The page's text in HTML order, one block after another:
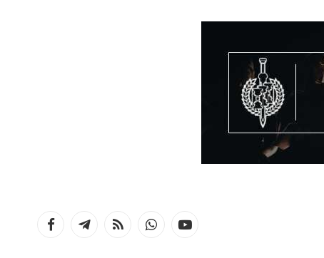
FacebookTelegramRSS WhatsAppYouTube